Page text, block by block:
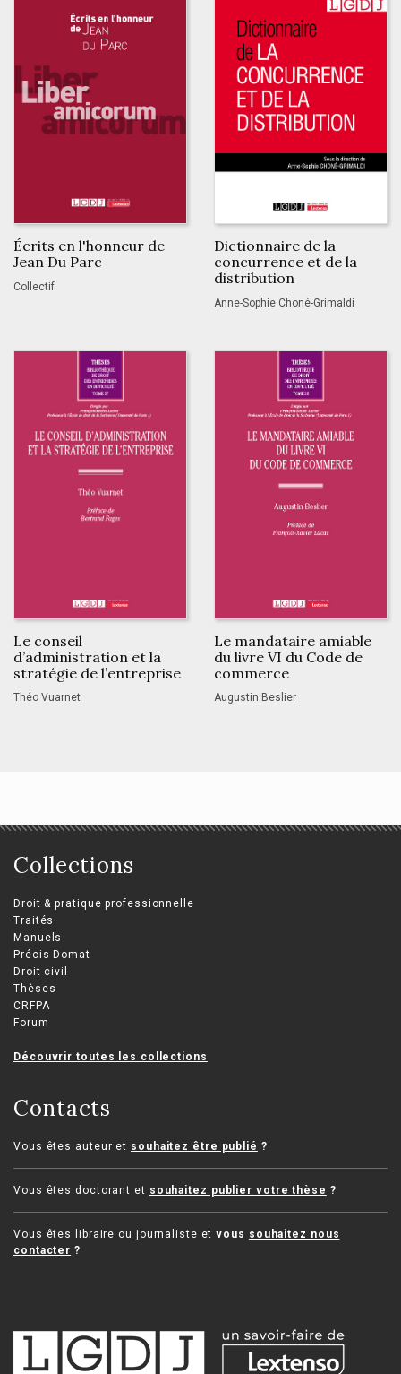
Écrits en l'honneur de
Jean Du Parc
Collectif
Dictionnaire de la
concurrence et de la
distribution
Anne-Sophie Choné-Grimaldi
Le conseil
d’administration et la
stratégie de l’entreprise
Théo Vuarnet
Le mandataire amiable
du livre VI du Code de
commerce
Augustin Beslier
Collections
Droit & pratique professionnelle
Traités
Manuels
Précis Domat
Droit civil
Thèses
CRFPA
Forum
Découvrir toutes les collections
Contacts
Vous êtes auteur et souhaitez être publié ?
Vous êtes doctorant et souhaitez publier votre thèse ?
Vous êtes libraire ou journaliste etvous souhaitez nous
contacter ?